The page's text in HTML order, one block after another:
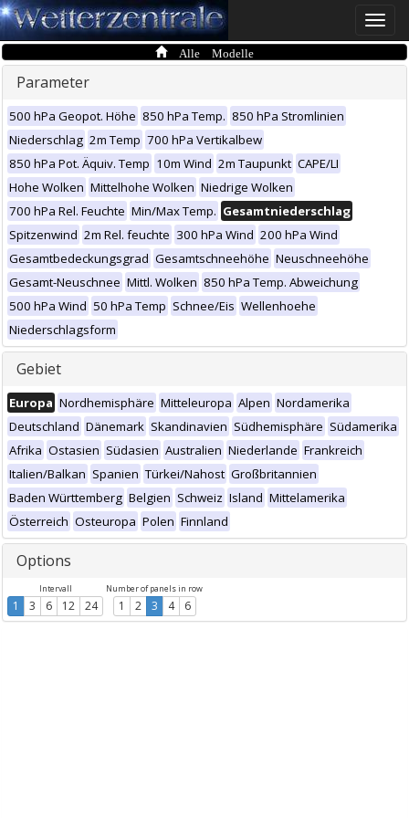
Toggle
Alle Modelle
Parameter
500 hPa Geopot. Höhe 850 hPa Temp. 850 hPa Stromlinien
Niederschlag 2m Temp 700 hPa Vertikalbew
850 hPa Pot. Äquiv. Temp 10m Wind 2m Taupunkt CAPE/LI
Hohe Wolken Mittelhohe Wolken Niedrige Wolken
700 hPa Rel. Feuchte Min/Max Temp. Gesamtniederschlag
Spitzenwind 2m Rel. feuchte 300 hPa Wind 200 hPa Wind
Gesamtbedeckungsgrad Gesamtschneehöhe Neuschneehöhe
Gesamt-Neuschnee Mittl. Wolken 850 hPa Temp. Abweichung
500 hPa Wind 50 hPa Temp Schnee/Eis Wellenhoehe
Niederschlagsform
Gebiet
Europa Nordhemisphäre Mitteleuropa Alpen Nordamerika
Deutschland Dänemark Skandinavien Südhemisphäre Südamerika
Afrika Ostasien Südasien Australien Niederlande Frankreich
Italien/Balkan Spanien Türkei/Nahost Großbritannien
Baden Württemberg Belgien Schweiz Island Mittelamerika
Österreich Osteuropa Polen Finnland
Options
Intervall
1 3 6 12 24
Number of panels in row
1 2 3 4 6